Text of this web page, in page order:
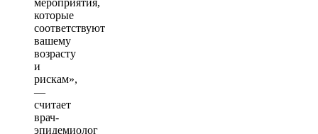
которые
соответствуют
вашему
возрасту
и
рискам»,
—
считает
врач-
эпидемиолог